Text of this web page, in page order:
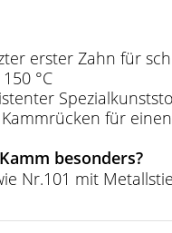
erster Zahn für
°C
für
besonders?
Nr.101 mit